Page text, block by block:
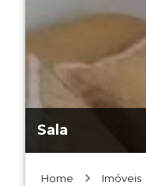
Sala
Home Imóveis